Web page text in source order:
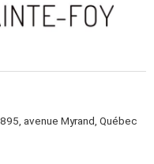
avenue Myrand, Québec